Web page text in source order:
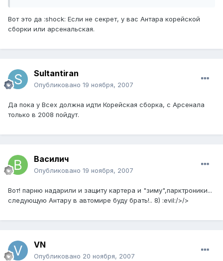
Вот это да :shock: Если не секрет, у вас Антара корейской
сборки или арсенальская.
Sultantiran
Опубликовано 19 ноября, 2007
Да пока у Всех должна идти Корейская сборка, с Арсенала
только в 2008 пойдут.
Василич
Опубликовано 19 ноября, 2007
Вот! парню надарили и защиту картера и "зиму",парктроники...
следующую Антару в автомире буду брать!.. 8) :evil:/>/>
VN
Опубликовано 20 ноября, 2007